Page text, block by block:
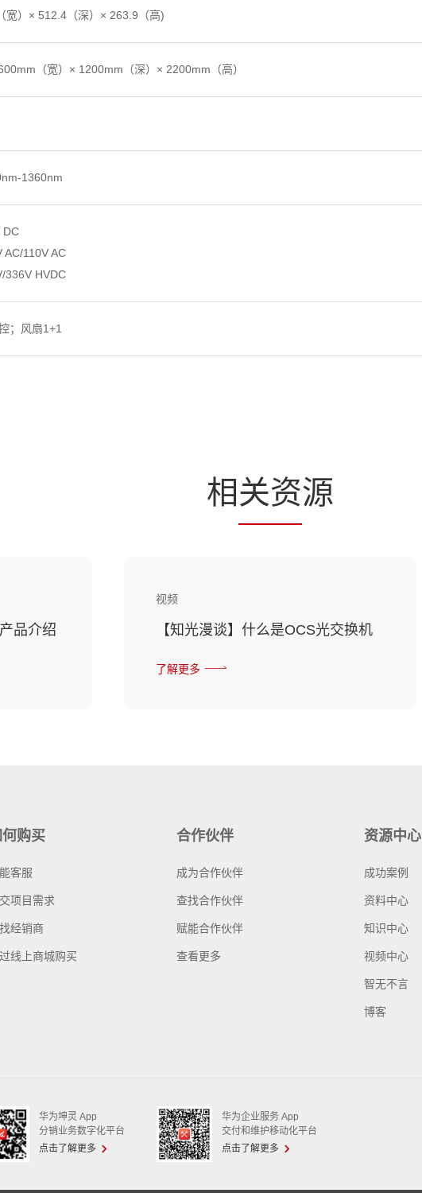
宽）× 512.4（深）× 263.9（高)
（宽）× 1200mm（深）× 2200mm（高）
1360nm
DC
AC/110V AC
336V HVDC
；风扇1+1
相关资源
品介绍
视频
【知光漫谈】什么是OCS光交换机
了解更多
何购买
客服
项目需求
经销商
线上商城购买
合作伙伴
成为合作伙伴
查找合作伙伴
赋能合作伙伴
查看更多
资源中心
成功案例
资料中心
知识中心
视频中心
智无不言
博客
华为坤灵 App
分销业务数字化平台
点击了解更多
华为企业服务 App
交付和维护移动化平台
点击了解更多